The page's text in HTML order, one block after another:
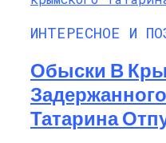
ИНТЕРЕСНОЕ И
Обыски В
Татарина